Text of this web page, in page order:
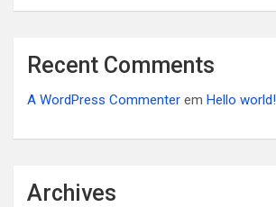
Recent Comments
A WordPress Commenter em Hello world!
Archives